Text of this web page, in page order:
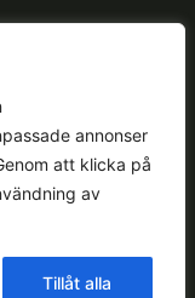
annonser
att klicka på
av
Tillåt alla